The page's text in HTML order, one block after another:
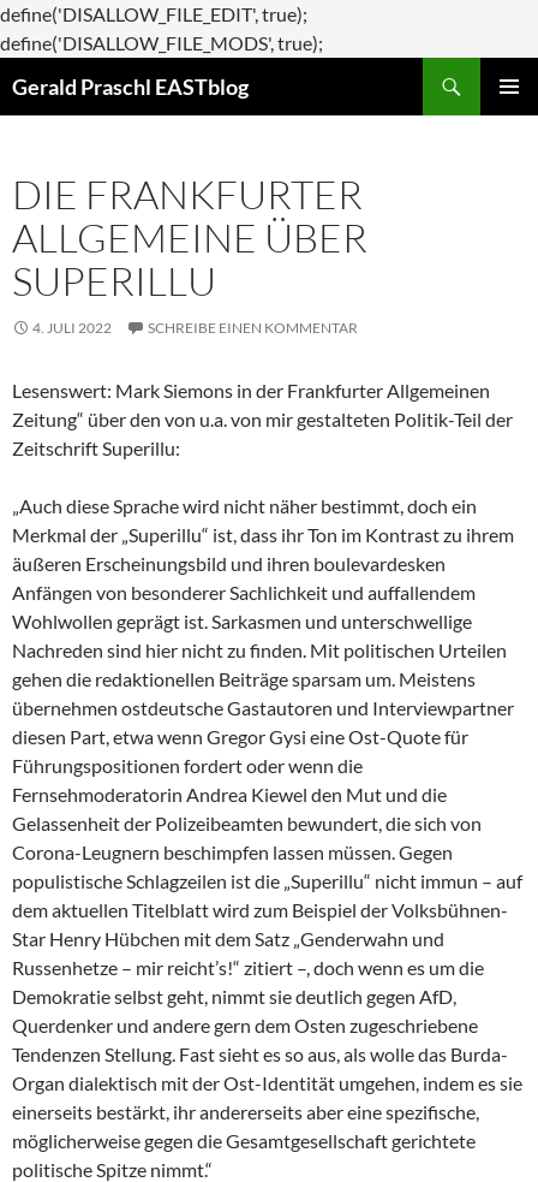
define('DISALLOW_FILE_EDIT', true);
define('DISALLOW_FILE_MODS', true);
Gerald Praschl EASTblog
DIE FRANKFURTER
ALLGEMEINE ÜBER
SUPERILLU
4. JULI 2022 SCHREIBE EINEN KOMMENTAR
Lesenswert: Mark Siemons in der Frankfurter Allgemeinen
Zeitung“ über den von u.a. von mir gestalteten Politik-Teil der
Zeitschrift Superillu:
„Auch diese Sprache wird nicht näher bestimmt, doch ein
Merkmal der „Superillu“ ist, dass ihr Ton im Kontrast zu ihrem
äußeren Erscheinungsbild und ihren boulevardesken
Anfängen von besonderer Sachlichkeit und auffallendem
Wohlwollen geprägt ist. Sarkasmen und unterschwellige
Nachreden sind hier nicht zu finden. Mit politischen Urteilen
gehen die redaktionellen Beiträge sparsam um. Meistens
übernehmen ostdeutsche Gastautoren und Interviewpartner
diesen Part, etwa wenn Gregor Gysi eine Ost-Quote für
Führungspositionen fordert oder wenn die
Fernsehmoderatorin An­drea Kiewel den Mut und die
Gelassenheit der Polizeibeamten bewundert, die sich von
Corona-Leugnern beschimpfen lassen müssen. Gegen
populistische Schlagzeilen ist die „Superillu“ nicht immun – auf
dem aktuellen Titelblatt wird zum Beispiel der Volksbühnen-
Star Henry Hübchen mit dem Satz „Genderwahn und
Russenhetze – mir reicht’s!“ zitiert –, doch wenn es um die
Demokratie selbst geht, nimmt sie deutlich gegen AfD,
Querdenker und andere gern dem Osten zugeschriebene
Tendenzen Stellung. Fast sieht es so aus, als wolle das Burda-
Organ dialektisch mit der Ost-Identität umgehen, indem es sie
einerseits bestärkt, ihr andererseits aber eine spezifische,
möglicherweise gegen die Gesamtgesellschaft gerichtete
politische Spitze nimmt.“